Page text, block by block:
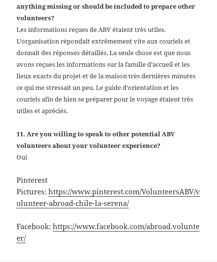
anything missing or should be included to prepare other
volunteers?
Les informations reçues de ABV étaient très utiles.
L’organisation répondait extrêmement vite aux couriels et
donnait des réponses détaillés. La seule chose est que nous
avons reçues les informations sur la famille d’accueil et les
lieux exacts du projet et de la maison très dernières minutes
ce qui me stressait un peu. Le guide d’orientation et les
couriels afin de bien se préparer pour le voyage étaient très
utiles et apréciés.
11. Are you willing to speak to other potential ABV
volunteers about your volunteer experience?
Oui
Pinterest
Pictures:https://www.pinterest.com/VolunteersABV/v
olunteer-abroad-chile-la-serena/
Facebook:https://www.facebook.com/abroad.volunte
er/